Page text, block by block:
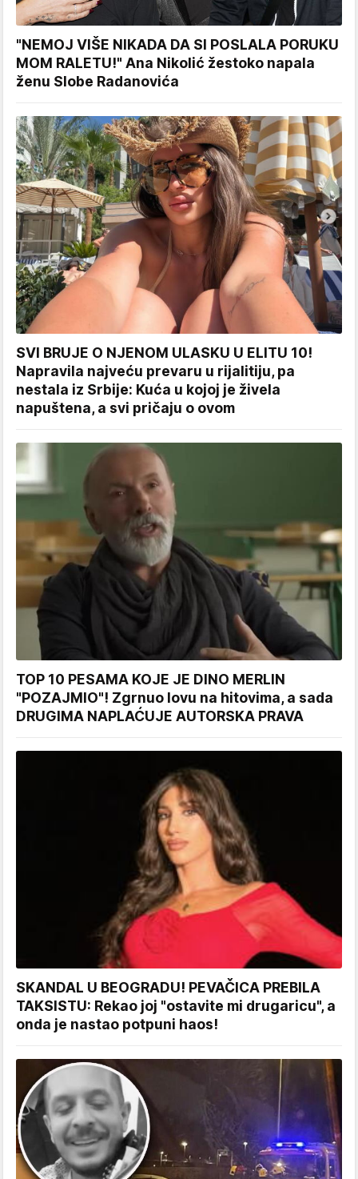
"NEMOJ VIŠE NIKADA DA SI POSLALA PORUKU
MOM RALETU!" Ana Nikolić žestoko napala
ženu Slobe Radanovića
SVI BRUJE O NJENOM ULASKU U ELITU 10!
Napravila najveću prevaru u rijalitiju, pa
nestala iz Srbije: Kuća u kojoj je živela
napuštena, a svi pričaju o ovom
TOP 10 PESAMA KOJE JE DINO MERLIN
"POZAJMIO"! Zgrnuo lovu na hitovima, a sada
DRUGIMA NAPLAĆUJE AUTORSKA PRAVA
SKANDAL U BEOGRADU! PEVAČICA PREBILA
TAKSISTU: Rekao joj "ostavite mi drugaricu", a
onda je nastao potpuni haos!